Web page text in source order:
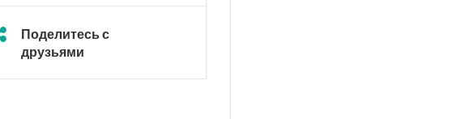
Поделитесь с
друзьями